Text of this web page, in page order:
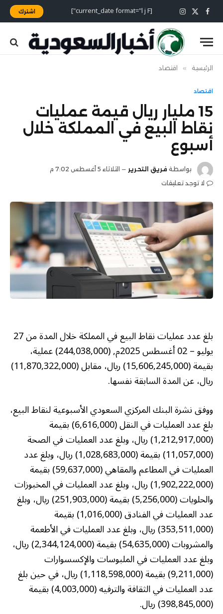
فيسبوك
X
(Twitter)
الانستغرام [current_date format="l j F"] اشترك
الرئيسية » اقتصاد
اقتصاد
15 مليار ريال قيمة عمليات
نقاط البيع في المملكة خلال
أسبوع
بواسطة فريق التحرير
الثلاثاء 5 أغسطس 7:02 م
لا توجد تعليقات
بلغ عدد عمليات نقاط البيع في المملكة خلال المدة من 27
يوليو – 02 أغسطس 2025م, (244,038,000) عملية،
بقيمة (15,606,245,000) ريال، مقابل (11,870,322,000)
ريال، عن المدة السابقة نفسها.
ووفق نشرة البنك المركزي السعودي الأسبوعية لنقاط البيع،
بلغ عدد العمليات في النقل (6,616,000) بقيمة
(1,212,917,000) ريال، وبلغ عدد العمليات في الصحة
(11,057,000) بقيمة (1,028,683,000) ريال، وبلغ عدد
العمليات في المطاعم والمقاهي (59,637,000) بقيمة
(1,902,222,000) ريال، وبلغ عدد العمليات في المخبوزات
والحلويات (5,256,000) بقيمة (251,903,000) ريال، وبلغ
عدد العمليات في الفنادق (1,016,000) بقيمة
(353,511,000) ريال، وبلغ عدد العمليات في الأطعمة
والمشروبات (54,635,000) بقيمة (2,344,124,000) ريال،
وبلغ عدد العمليات في الملبوسات والإكسسوارات
(9,211,000) بقيمة (1,118,598,000) ريال، في حين بلغ
عدد العمليات في الثقافة والترفيه (4,003,000) بقيمة
(398,845,000) ريال.